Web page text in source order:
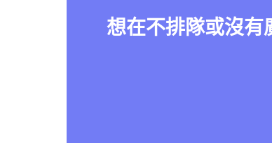
想在不排隊或沒有